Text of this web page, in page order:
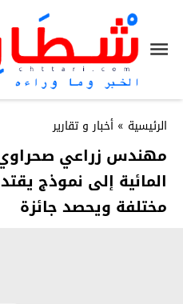
الرئيسية » أخبار و تقارير
مهندس زراعي صحراوي
المائية إلى نموذج
مختلفة ويحصد جائزة